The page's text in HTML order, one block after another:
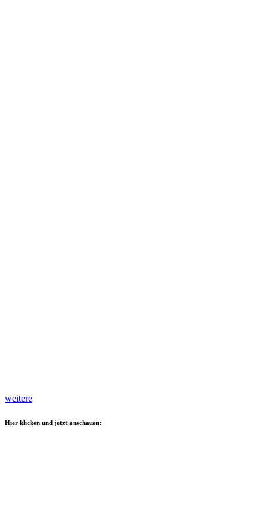
weitere
Hier klicken und jetzt anschauen: